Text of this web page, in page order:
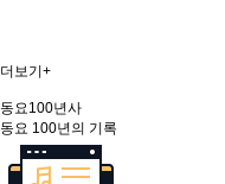
더보기+
동요100년사
동요 100년의 기록